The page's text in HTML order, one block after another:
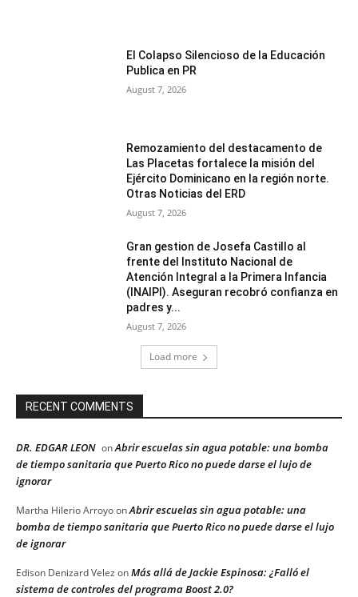
El Colapso Silencioso de la Educación
Publica en PR
August 7, 2026
Remozamiento del destacamento de
Las Placetas fortalece la misión del
Ejército Dominicano en la región norte.
Otras Noticias del ERD
August 7, 2026
Gran gestion de Josefa Castillo al
frente del Instituto Nacional de
Atención Integral a la Primera Infancia
(INAIPI). Aseguran recobró confianza en
padres y...
August 7, 2026
Load more
RECENT COMMENTS
DR. EDGAR LEON onAbrir escuelas sin agua potable: una bomba
de tiempo sanitaria que Puerto Rico no puede darse el lujo de
ignorar
Martha Hilerio ArroyoonAbrir escuelas sin agua potable: una
bomba de tiempo sanitaria que Puerto Rico no puede darse el lujo
de ignorar
Edison Denizard Velez onMás allá de Jackie Espinosa: ¿Falló el
sistema de controles del programa Boost 2.0?